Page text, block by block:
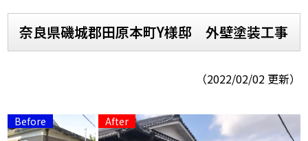
Home お客様の声
よくあるご質問
スタッフブログ 屋根リフォームについて
奈良県磯城郡田原本町Y様邸 外壁塗装工事
（2022/02/02 更新）